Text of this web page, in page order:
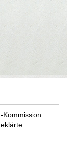
Kommission: